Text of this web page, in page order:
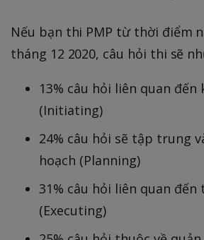
Nếu bạn thi PMP từ thời điểm
tháng 12 2020, câu hỏi thi sẽ
13% câu hỏi liên quan
(Initiating)
24% câu hỏi sẽ tập trung
hoạch (Planning)
31% câu hỏi liên quan
(Executing)